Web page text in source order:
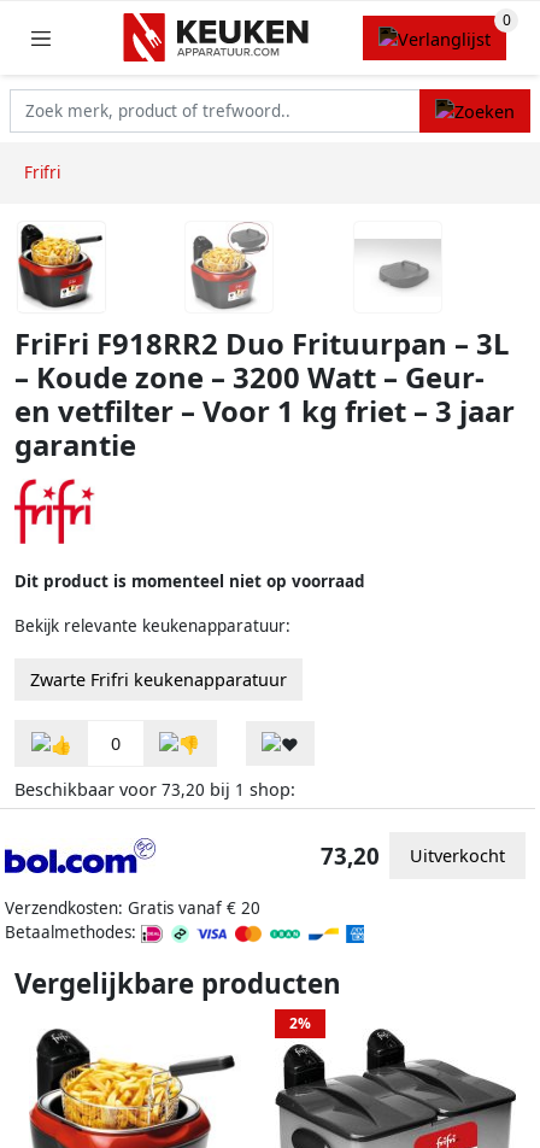
Frifri
FriFri F918RR2 Duo Frituurpan – 3L
– Koude zone – 3200 Watt – Geur-
en vetfilter – Voor 1 kg friet – 3 jaar
garantie
Dit product is momenteel niet op voorraad
Bekijk relevante keukenapparatuur:
Zwarte Frifri keukenapparatuur
0
Beschikbaar voor 73,20 bij 1 shop:
Verzendkosten: Gratis vanaf € 20
Betaalmethodes:
73,20 Uitverkocht
Vergelijkbare producten
2%